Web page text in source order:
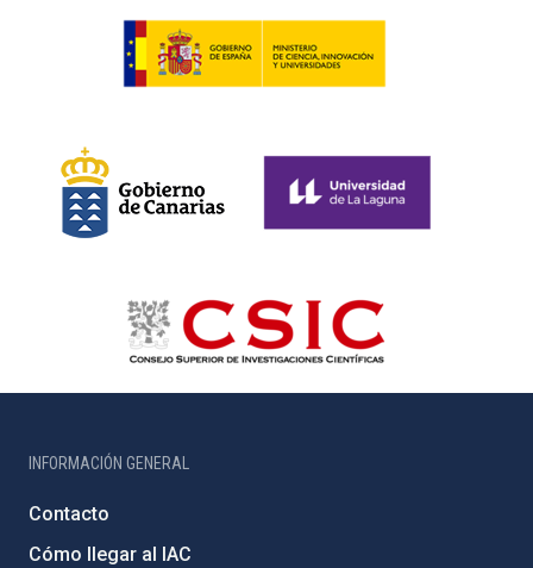
INFORMACIÓN GENERAL
Contacto
Cómo llegar al IAC